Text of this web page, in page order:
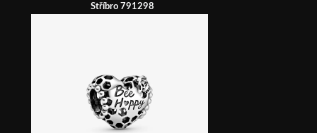
Stříbro 791298